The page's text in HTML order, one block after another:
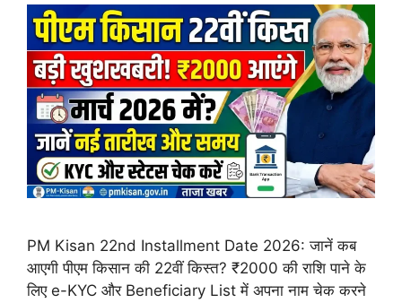
​PM Kisan 22nd Installment Date 2026: जानें कब
आएगी पीएम किसान की 22वीं किस्त? ₹2000 की राशि पाने के
लिए e-KYC और Beneficiary List में अपना नाम चेक करने